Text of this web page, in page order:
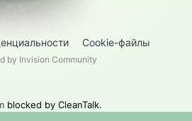
Cookie-файлы
by Invision Community
blocked by CleanTalk.